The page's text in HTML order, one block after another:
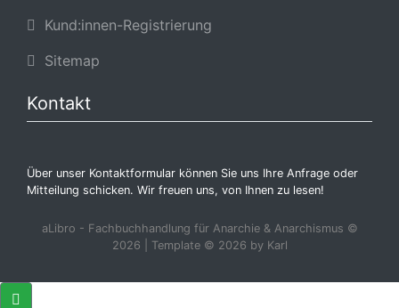
Kund:innen-Registrierung
Sitemap
Kontakt
Über unser Kontaktformular können Sie uns Ihre Anfrage oder
Mitteilung schicken. Wir freuen uns, von Ihnen zu lesen!
aLibro - Fachbuchhandlung für Anarchie & Anarchismus ©
2026 | Template © 2026 by Karl